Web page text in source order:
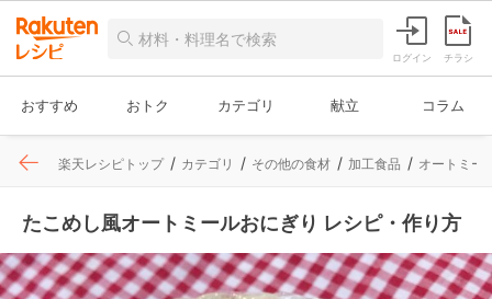
ログイン チラシ
おすすめ おトク カテゴリ 献立 コラム
楽天レシピトップ カテゴリ その他の食材 加工食品 オートミー
たこめし風オートミールおにぎり レシピ・作り方